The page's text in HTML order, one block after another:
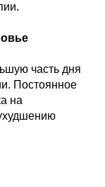
часть дня
Постоянное
на